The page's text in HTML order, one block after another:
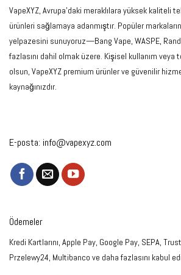
VapeXYZ, Avrupa'daki meraklılara yüksek kaliteli
ürünleri sağlamaya adanmıştır. Popüler
yelpazesini sunuyoruz—Bang Vape, WASPE,
fazlasını dahil olmak üzere. Kişisel kullanım veya
olsun, VapeXYZ premium ürünler ve güvenilir
kaynağınızdır.
E-posta: info@vapexyz.com
Ödemeler
Kredi Kartlarını, Apple Pay, Google Pay, SEPA,
Przelewy24, Multibanco ve daha fazlasını kabul